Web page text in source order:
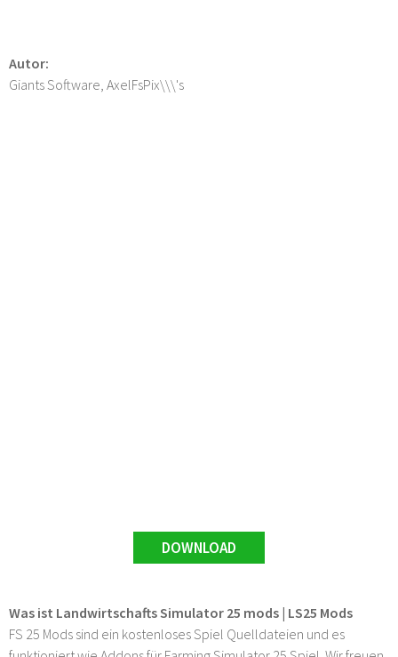
Autor:
Giants Software, AxelFsPix\\\'s
DOWNLOAD
Was ist Landwirtschafts Simulator 25 mods | LS25 Mods
FS 25 Mods sind ein kostenloses Spiel Quelldateien und es